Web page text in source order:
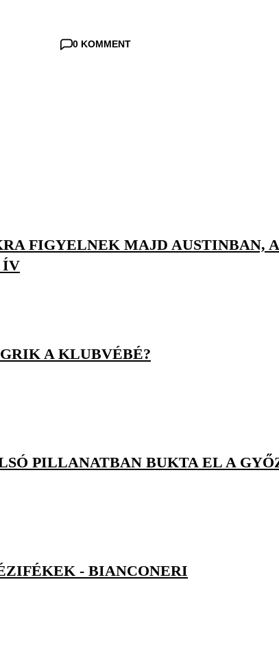
0 KOMMENT
FIGYELNEK MAJD AUSTINBAN,
ÍV
A KLUBVÉBÉ?
PILLANATBAN BUKTA EL A
- BIANCONERI